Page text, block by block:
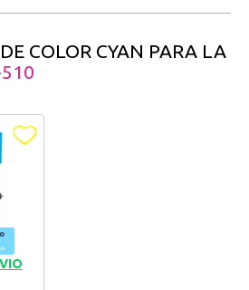
COLOR CYAN PARA LA